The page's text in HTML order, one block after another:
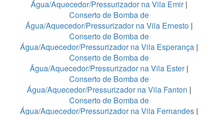
Água/Aquecedor/Pressurizador na Vila Emir|
Conserto de Bomba de
Água/Aquecedor/Pressurizador na Vila Ernesto |
Conserto de Bomba de
Água/Aquecedor/Pressurizador na Vila Esperança |
Conserto de Bomba de
Água/Aquecedor/Pressurizador na Vila Ester|
Conserto de Bomba de
Água/Aquecedor/Pressurizador na Vila Fanton |
Conserto de Bomba de
Água/Aquecedor/Pressurizador na Vila Fernandes |